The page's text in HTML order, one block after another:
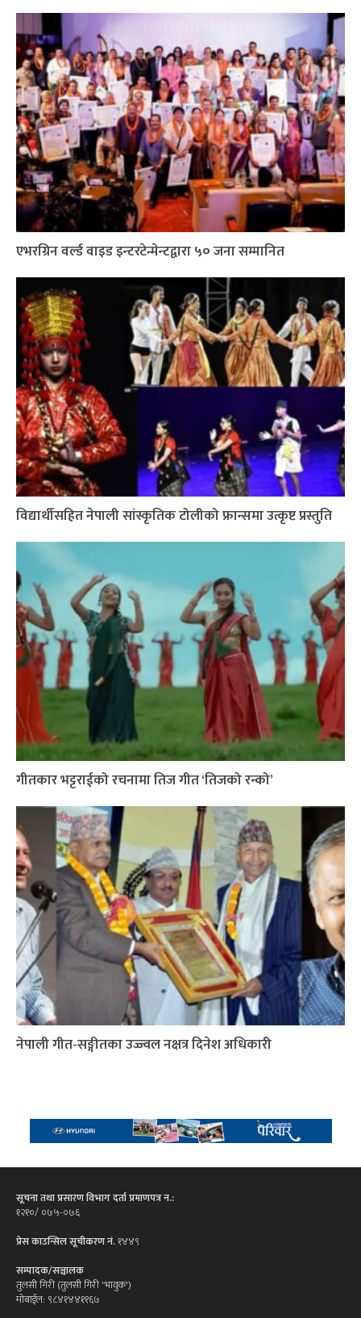
एभरग्रिन वर्ल्ड वाइड इन्टरटेन्मेन्टद्वारा ५० जना सम्मानित
विद्यार्थीसहित नेपाली सांस्कृतिक टोलीको फ्रान्समा उत्कृष्ट प्रस्तुति
गीतकार भट्टराईको रचनामा तिज गीत ‘तिजको रन्को’
नेपाली गीत-सङ्गीतका उज्ज्वल नक्षत्र दिनेश अधिकारी
सूचना तथा प्रसारण विभाग दर्ता प्रमाणपत्र न.:
१२१०/ ०७५-०७६
प्रेस काउन्सिल सूचीकरण नं.१४४९
सम्पादक/सञ्चालक
तुलसी गिरी (तुलसी गिरी 'भावुक')
मोबाईल: ९८४१४४११६७